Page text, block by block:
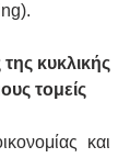
κυκλικής
τομείς
και